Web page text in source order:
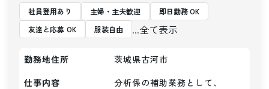
社員登用あり 主婦・主夫歓迎
即日勤務 OK
友達と応募 OK
服装自由 ...全て表示
勤務地住所
茨城県古河市
仕事内容
分析係の補助業務として、